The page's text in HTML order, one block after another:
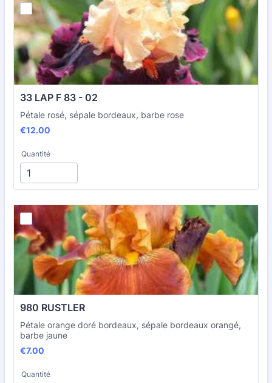
33 LAP F 83 - 02
Pétale rosé, sépale bordeaux, barbe rose
€12.00
€12.00
Quantité
980 RUSTLER
Pétale orange doré bordeaux, sépale bordeaux orangé,
barbe jaune
€7.00
€7.00
Quantité